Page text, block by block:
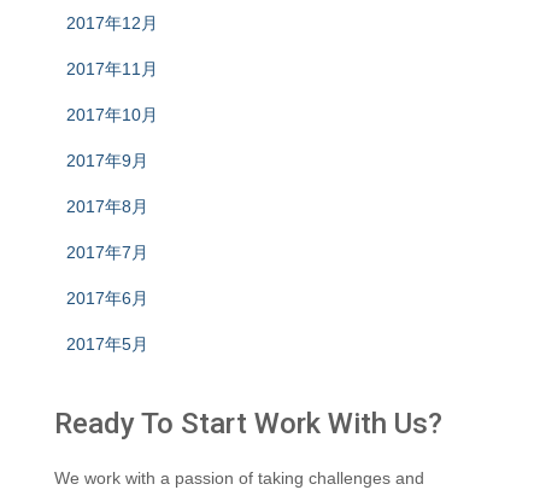
2017年12月
2017年11月
2017年10月
2017年9月
2017年8月
2017年7月
2017年6月
2017年5月
Ready To Start Work With Us?
We work with a passion of taking challenges and